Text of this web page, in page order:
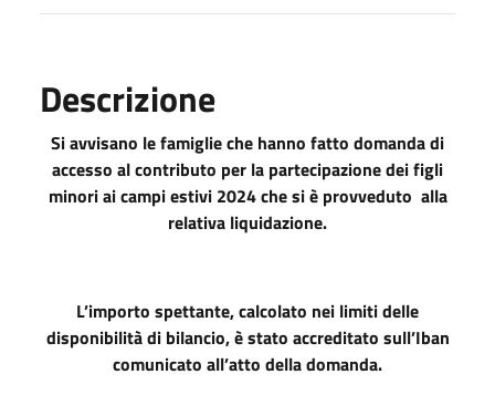
Descrizione
Si avvisano le famiglie che hanno fatto domanda di
accesso al contributo per la partecipazione dei figli
minori ai campi estivi 2024 che si è provveduto alla
relativa liquidazione.
L’importo spettante, calcolato nei limiti delle
disponibilità di bilancio, è stato accreditato sull’Iban
comunicato all’atto della domanda.